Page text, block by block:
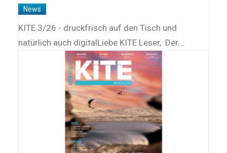
News
KITE 3/26 - druckfrisch auf den Tisch und
natürlich auch digitalLiebe KITE Leser, Der…